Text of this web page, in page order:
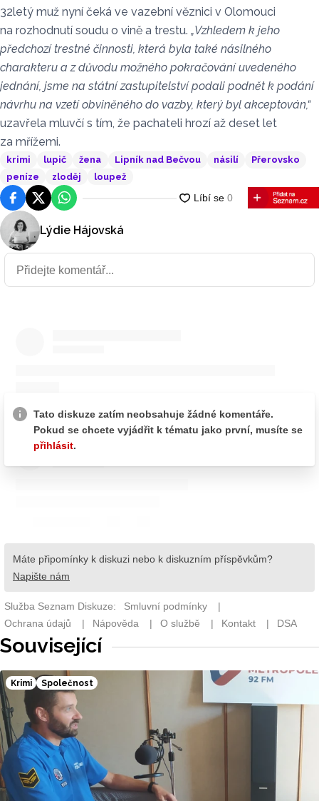
32letý muž nyní čeká ve vazební věznici v Olomouci
na rozhodnutí soudu o vině a trestu. „Vzhledem k jeho
předchozí trestné činnosti, která byla také násilného
charakteru a z důvodu možného pokračování uvedeného
jednání, jsme na státní zastupitelství podali podnět k podání
návrhu na vzetí obviněného do vazby, který byl akceptován,“
uzavřela mluvčí s tím, že pachateli hrozí až deset let
za mřížemi.
krimi lupič žena Lipník nad Bečvou násilí
Přerovsko
peníze
zloděj loupež
FacebookPlatforma X
WhatsApp
Lýdie Hájovská
Související
Krimi Společnost